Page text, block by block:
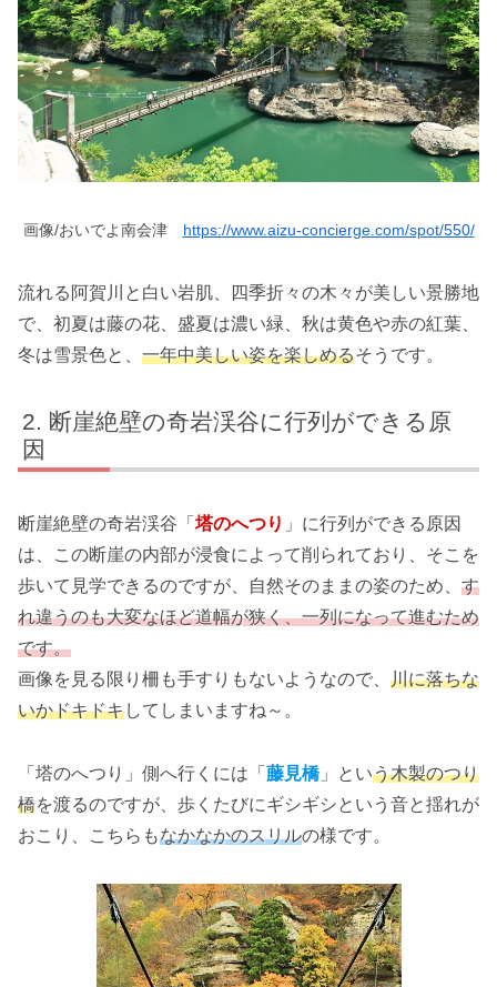
画像/おいでよ南会津 https://www.aizu-concierge.com/spot/550/
流れる阿賀川と白い岩肌、四季折々の木々が美しい景勝地
で、初夏は藤の花、盛夏は濃い緑、秋は黄色や赤の紅葉、
冬は雪景色と、 一年中美しい姿を楽しめるそうです。
断崖絶壁の奇岩渓谷に行列ができる原
因
断崖絶壁の奇岩渓谷「 塔のへつり 」に行列ができる原因
は、この断崖の内部が浸食によって削られており、そこを
歩いて見学できるのですが、自然そのままの姿のため、 す
れ違うのも大変なほど道幅が狭く、一列になって進むため
です。
画像を見る限り柵も手すりもないようなので、 川に落ちな
いかドキドキしてしまいますね～。
「塔のへつり」側へ行くには「 藤見橋」という木製のつり
橋を渡るのですが、歩くたびにギシギシという音と揺れが
おこり、こちらもなかなかのスリルの様です。